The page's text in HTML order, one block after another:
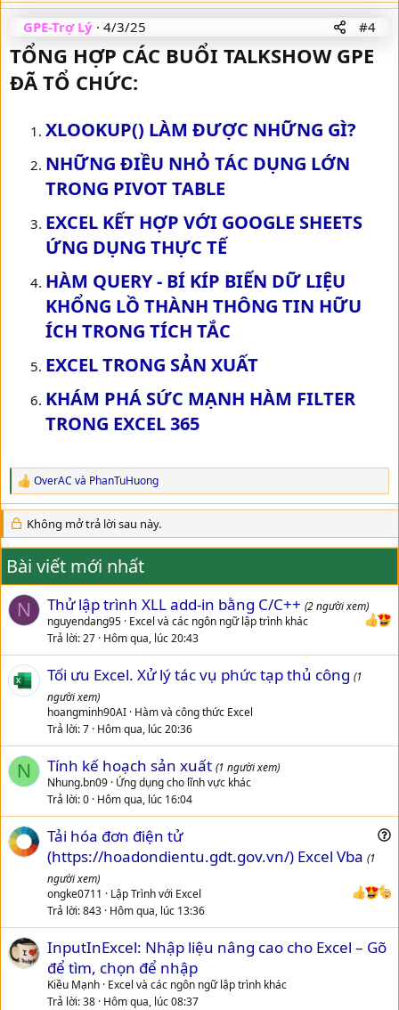
GPE-Trợ Lý 4/3/25 #4
TỔNG HỢP CÁC BUỔI TALKSHOW GPE
ĐÃ TỔ CHỨC:
XLOOKUP() LÀM ĐƯỢC NHỮNG GÌ?
NHỮNG ĐIỀU NHỎ TÁC DỤNG LỚN
TRONG PIVOT TABLE
EXCEL KẾT HỢP VỚI GOOGLE SHEETS
ỨNG DỤNG THỰC TẾ
HÀM QUERY - BÍ KÍP BIẾN DỮ LIỆU
KHỔNG LỒ THÀNH THÔNG TIN HỮU
ÍCH TRONG TÍCH TẮC
EXCEL TRONG SẢN XUẤT
KHÁM PHÁ SỨC MẠNH HÀM FILTER
TRONG EXCEL 365
R
e
a
c
t
o
n
s
OverAC và PhanTuHuong
Không mở trả lời sau này.
Bài viết mới nhất
N Thử lập trình XLL add-in bằng C/C++ (2 người xem)
nguyendang95 Excel và các ngôn ngữ lập trình khác
Trả lời 27 Hôm qua, lúc 20:43
Tối ưu Excel. Xử lý tác vụ phức tạp thủ công (1
người xem)
hoangminh90AI Hàm và công thức Excel
Trả lời 7 Hôm qua, lúc 20:36
N Tính kế hoạch sản xuất (1 người xem)
Nhung.bn09 Ứng dụng cho lĩnh vực khác
Trả lời 0 Hôm qua, lúc 16:04
s
i
Tải hóa đơn điện tử
(https://hoadondientu.gdt.gov.vn/) Excel Vba (1
người xem)
ongke0711
Lập Trình với Excel
Trả lời 843 Hôm qua, lúc 13:36
InputInExcel: Nhập liệu nâng cao cho Excel – Gõ
để tìm, chọn để nhập
Kiều Mạnh Excel và các ngôn ngữ lập trình khác
Trả lời 38 Hôm qua, lúc 08:37